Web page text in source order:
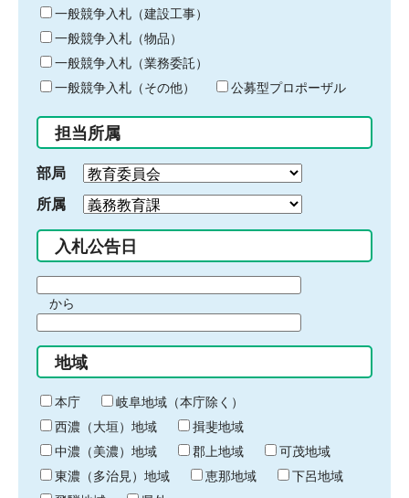
キ
ー
ワ
ー
ド
入
力
一般競争入札（建設工事）
一般競争入札（物品）
一般競争入札（業務委託）
一般競争入札（その他）
公募型プロポーザル
担当所属
部局
所属
入札公告日
間
始
り
から
間
終
わ
り
地域
本庁
岐阜地域（本庁除く）
西濃（大垣）地域
揖斐地域
中濃（美濃）地域
郡上地域
可茂地域
東濃（多治見）地域
恵那地域
下呂地域